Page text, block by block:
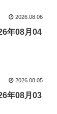
2026.08.06
年08月04
2026.08.05
年08月03